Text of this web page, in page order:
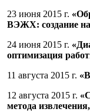
23 июня 2015 г.
ВЭЖХ: создание
24 июня 2015 г.
оптимизация
11 августа 2015 г.
12 августа 2015 г.
метода